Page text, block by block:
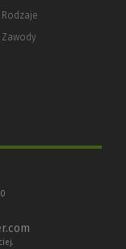
Rodzaje
Zawody